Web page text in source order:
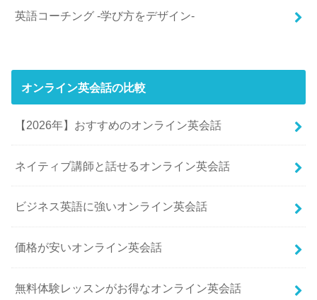
英語コーチング -学び方をデザイン-
オンライン英会話の比較
【2026年】おすすめのオンライン英会話
ネイティブ講師と話せるオンライン英会話
ビジネス英語に強いオンライン英会話
価格が安いオンライン英会話
無料体験レッスンがお得なオンライン英会話